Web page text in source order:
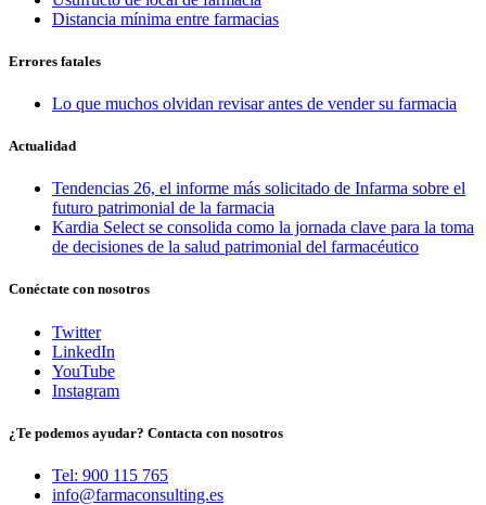
Distancia mínima entre farmacias
Errores fatales
Lo que muchos olvidan revisar antes de vender su farmacia
Actualidad
Tendencias 26, el informe más solicitado de Infarma sobre el
futuro patrimonial de la farmacia
Kardia Select se consolida como la jornada clave para la toma
de decisiones de la salud patrimonial del farmacéutico
Conéctate con nosotros
Twitter
LinkedIn
YouTube
Instagram
¿Te podemos ayudar? Contacta con nosotros
Tel: 900 115 765
info@farmaconsulting.es